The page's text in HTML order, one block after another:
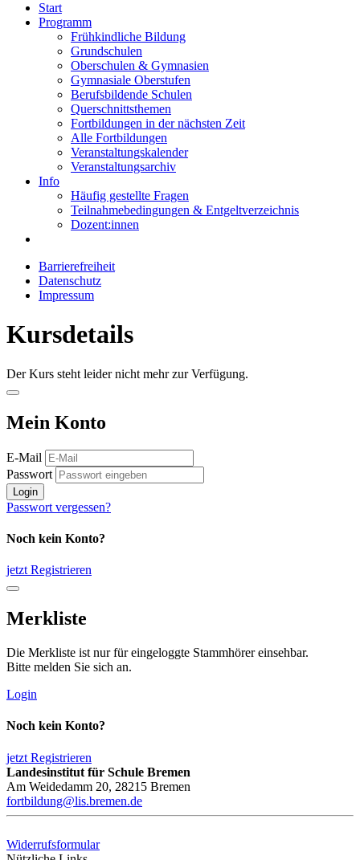
Start
Programm
Frühkindliche Bildung
Grundschulen
Oberschulen & Gymnasien
Gymnasiale Oberstufen
Berufsbildende Schulen
Querschnittsthemen
Fortbildungen in der nächsten Zeit
Alle Fortbildungen
Veranstaltungskalender
Veranstaltungsarchiv
Info
Häufig gestellte Fragen
Teilnahmebedingungen & Entgeltverzeichnis
Dozent:innen
Barrierefreiheit
Datenschutz
Impressum
Kursdetails
Der Kurs steht leider nicht mehr zur Verfügung.
Mein Konto
E-Mail
Passwort
Login
Passwort vergessen?
Noch kein Konto?
jetzt Registrieren
Merkliste
Die Merkliste ist nur für eingeloggte Stammhörer einsehbar.
Bitte melden Sie sich an.
Login
Noch kein Konto?
jetzt Registrieren
Landesinstitut für Schule Bremen
Am Weidedamm 20, 28215 Bremen
fortbildung@lis.bremen.de
Widerrufsformular